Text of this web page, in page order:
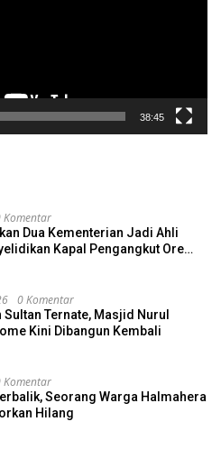
38:45
Komentar
Dua Kementerian Jadi Ahli
Kapal Pengangkut Ore
0 Komentar
Ternate, Masjid Nurul
Kini Dibangun Kembali
Komentar
Seorang Warga Halmahera
Hilang